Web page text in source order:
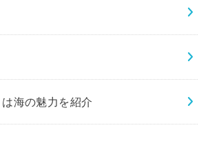
海の魅力を紹介